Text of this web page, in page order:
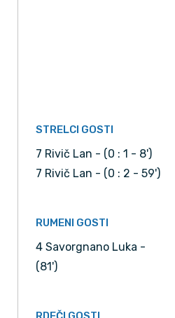
STRELCI GOSTI
7 Rivič Lan - (0 : 1 - 8')
7 Rivič Lan - (0 : 2 - 59')
RUMENI GOSTI
4 Savorgnano Luka -
(81')